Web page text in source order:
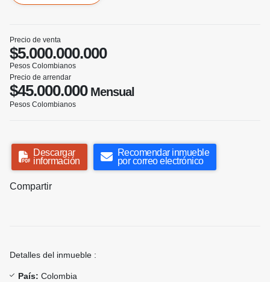
Precio de venta
$5.000.000.000
Pesos Colombianos
Precio de arrendar
$45.000.000Mensual
Pesos Colombianos
Descargar
información
Recomendar inmueble
por correo electrónico
Compartir
Detalles del inmueble :
País: Colombia